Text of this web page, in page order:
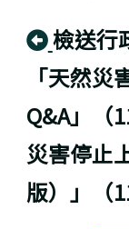
回上頁
檢送行
「天然
Q&A」（
災害停止
版）」（